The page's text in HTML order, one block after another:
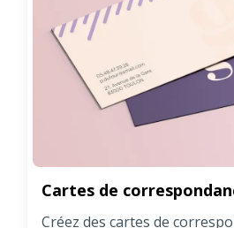
Cartes de
Créez des cartes de